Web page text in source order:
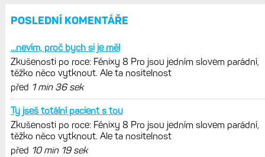
vytknout. Ale ta nositelnost
Zaměření zátěže: Hodnotí, zda je váš
trénink produktivní a jestli se nachází
v optimálních oblastech
Garmin poprvé překonal hranici
300 dolarů. Cena akcií za devět
měsíců výrazně vzrostla